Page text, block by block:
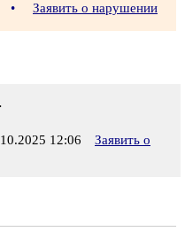
• Заявить о нарушении
12:06
Заявить о